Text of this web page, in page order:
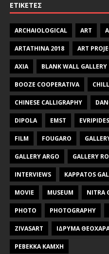
ΕΤΙΚΈΤΕΣ
ARCHAIOLOGICAL ART
ARTATHINA 2018 ART
AXIA BLANK WALL GALLERY
BOOZE COOPERATIVA
CHINESE CALLIGRAPHY
DIPOLA EMST
FILM FOUGARO
GALLERY ARGO GALLERY
INTERVIEWS KAPPATOS
MOVIE MUSEUM NITRA
PHOTO PHOTOGRAPHY
ZIVASART ΙΔΡΥΜΑ
ΡΕΒΕΚΚΑ ΚΑΜΧΗ